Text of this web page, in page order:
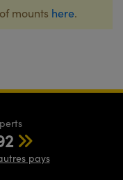
mounts here.
pays